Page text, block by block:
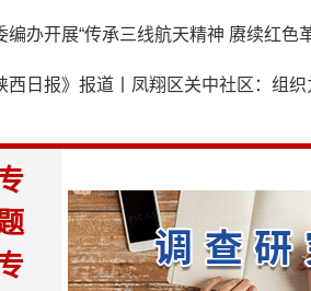
编办开展“传承三线航天精神 赓续红色
西日报》报道丨凤翔区关中社区：组